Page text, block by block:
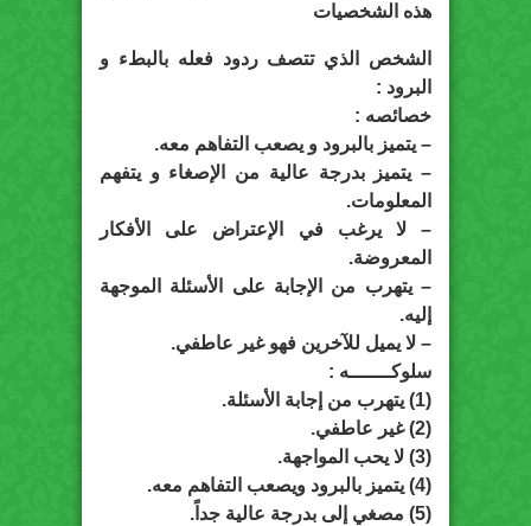
هذه الشخصيات
الشخص الذي تتصف ردود فعله بالبطء و
البرود :
خصائصه :
– يتميز بالبرود و يصعب التفاهم معه.
– يتميز بدرجة عالية من الإصغاء و يتفهم
المعلومات.
– لا يرغب في الإعتراض على الأفكار
المعروضة.
– يتهرب من الإجابة على الأسئلة الموجهة
إليه.
– لا يميل للآخرين فهو غير عاطفي.
سلوكـــــــه :
(1) يتهرب من إجابة الأسئلة.
(2) غير عاطفي.
(3) لا يحب المواجهة.
(4) يتميز بالبرود ويصعب التفاهم معه.
(5) مصغي إلى بدرجة عالية جداً.